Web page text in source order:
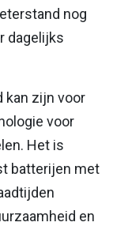
nog
dagelijks
kan zijn voor
voor
Het is
batterijen met
en